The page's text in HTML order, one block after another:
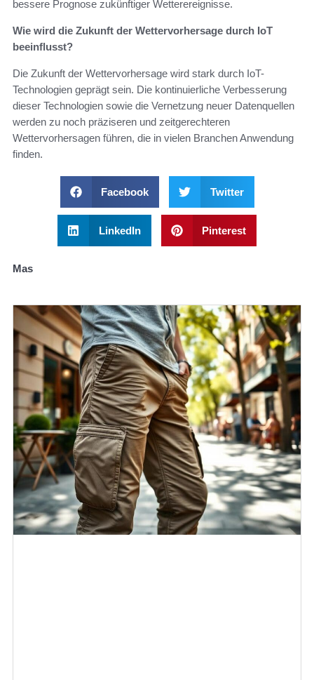
bessere Prognose zukünftiger Wetterereignisse.
Wie wird die Zukunft der Wettervorhersage durch IoT
beeinflusst?
Die Zukunft der Wettervorhersage wird stark durch IoT-
Technologien geprägt sein. Die kontinuierliche Verbesserung
dieser Technologien sowie die Vernetzung neuer Datenquellen
werden zu noch präziseren und zeitgerechteren
Wettervorhersagen führen, die in vielen Branchen Anwendung
finden.
Facebook Twitter
LinkedIn Pinterest
Mas